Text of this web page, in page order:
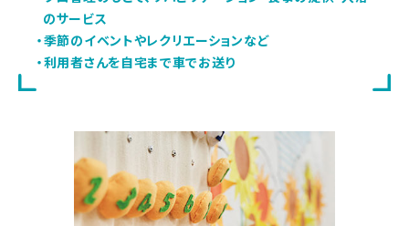
のサービス
・季節のイベントやレクリエーションなど
・利用者さんを自宅まで車でお送り